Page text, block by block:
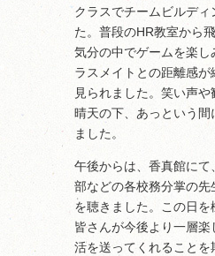
クラスでチームビルディ
た。普段のHR教室から
気分の中でゲームを楽し
ラスメイトとの距離感
見られました。笑い声や
晴天の下、あっという間
ました。
午後からは、香真館に
部などの各校務分掌の先
を聴きました。この日
皆さんが今後より一層
活を送ってくれることを